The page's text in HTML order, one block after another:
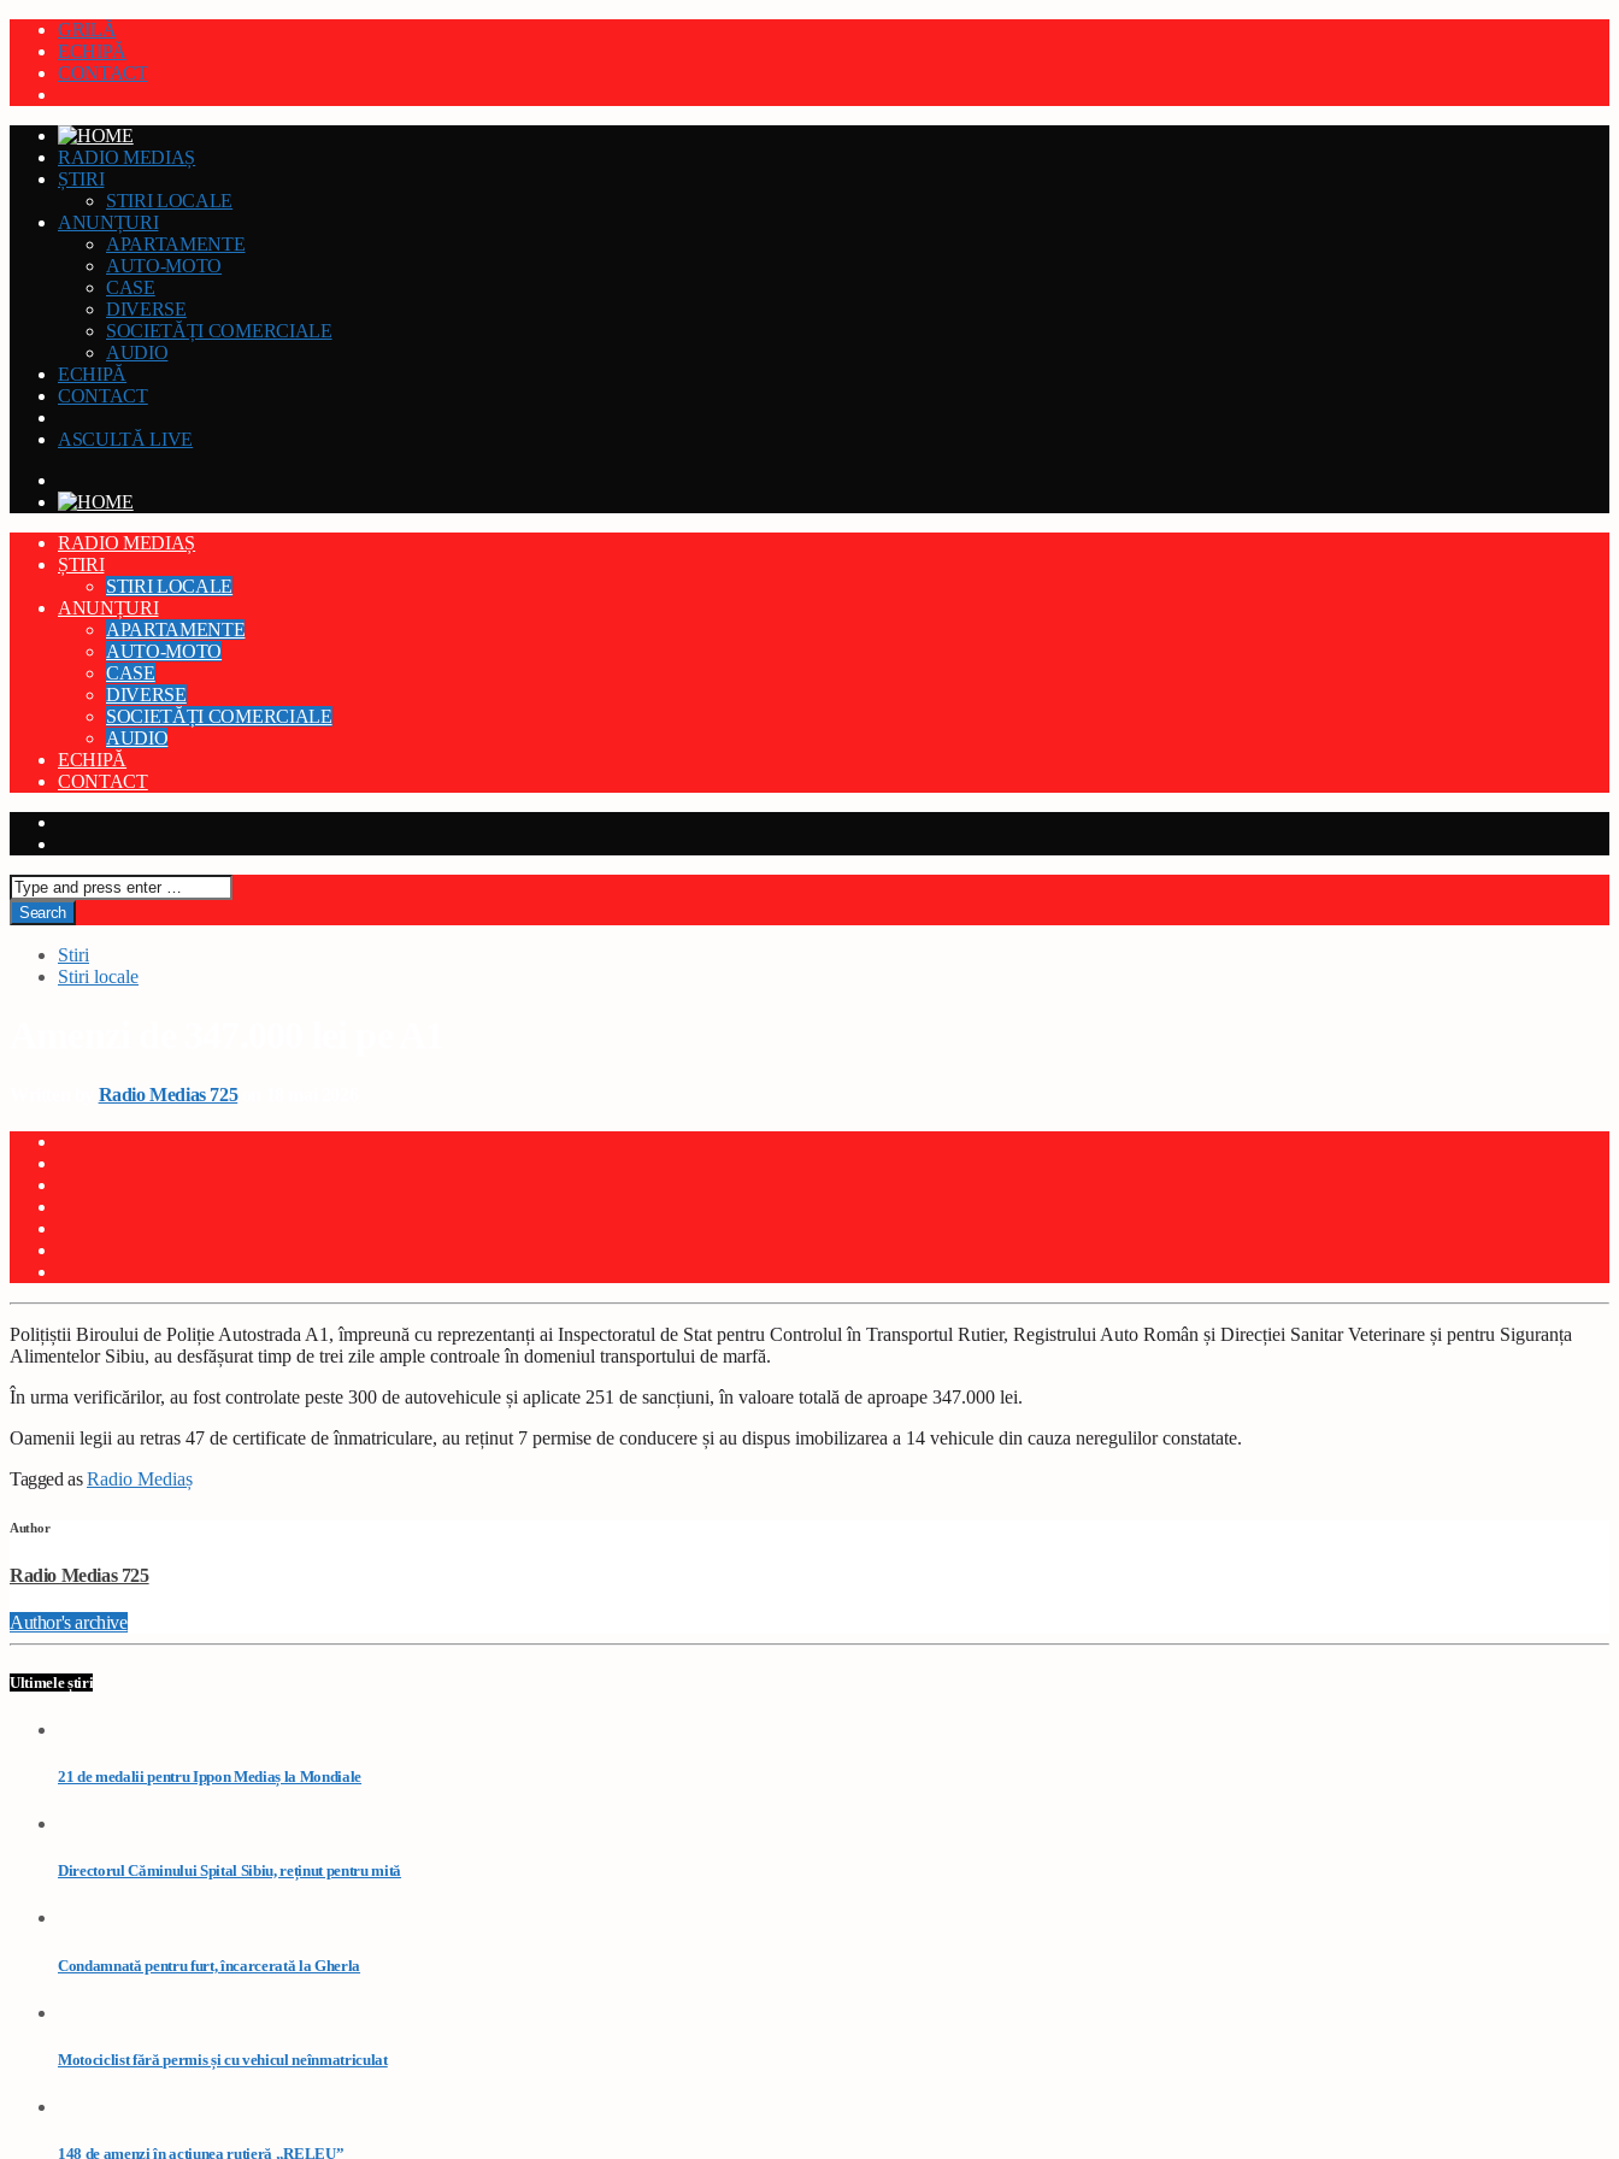
GRILĂ
ECHIPĂ
CONTACT
RADIO MEDIAȘ
ȘTIRI
STIRI LOCALE
ANUNȚURI
APARTAMENTE
AUTO-MOTO
CASE
DIVERSE
SOCIETĂȚI COMERCIALE
AUDIO
ECHIPĂ
CONTACT
ASCULTĂ LIVE
RADIO MEDIAȘ
ȘTIRI
STIRI LOCALE
ANUNȚURI
APARTAMENTE
AUTO-MOTO
CASE
DIVERSE
SOCIETĂȚI COMERCIALE
AUDIO
ECHIPĂ
CONTACT
Stiri
Stiri locale
Radio Medias 725on 18 mai 2026
Polițiștii Biroului de Poliție Autostrada A1, împreună cu reprezentanți ai Inspectoratul de Stat pentru Controlul în Transportul Rutier, Registrului Auto Român și Direcției Sanitar Veterinare și pentru Siguranța
Alimentelor Sibiu, au desfășurat timp de trei zile ample controale în domeniul transportului de marfă.
În urma verificărilor, au fost controlate peste 300 de autovehicule și aplicate 251 de sancțiuni, în valoare totală de aproape 347.000 lei.
Oamenii legii au retras 47 de certificate de înmatriculare, au reținut 7 permise de conducere și au dispus imobilizarea a 14 vehicule din cauza neregulilor constatate.
Tagged asRadio Mediaș
Author
Radio Medias 725
Author's archive
Ultimele știri
21 de medalii pentru Ippon Mediaș la Mondiale
Directorul Căminului Spital Sibiu, reținut pentru mită
Condamnată pentru furt, încarcerată la Gherla
Motociclist fără permis și cu vehicul neînmatriculat
148 de amenzi în acțiunea rutieră „RELEU”